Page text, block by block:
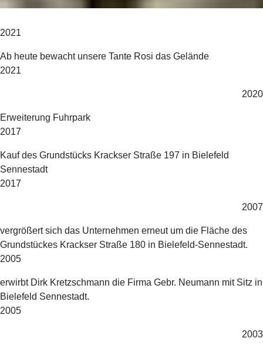
2021
Ab heute bewacht unsere Tante Rosi das Gelände
2021
2020
Erweiterung Fuhrpark
2017
Kauf des Grundstücks Krackser Straße 197 in Bielefeld
Sennestadt
2017
2007
vergrößert sich das Unternehmen erneut um die Fläche des
Grundstückes Krackser Straße 180 in Bielefeld-Sennestadt.
2005
erwirbt Dirk Kretzschmann die Firma Gebr. Neumann mit Sitz in
Bielefeld Sennestadt.
2005
2003